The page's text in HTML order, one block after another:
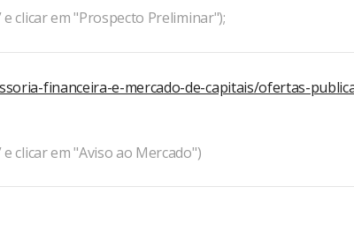
e clicar em "Prospecto Preliminar");
financeira-e-mercado-de-capitais/ofertas-
e clicar em "Aviso ao Mercado")